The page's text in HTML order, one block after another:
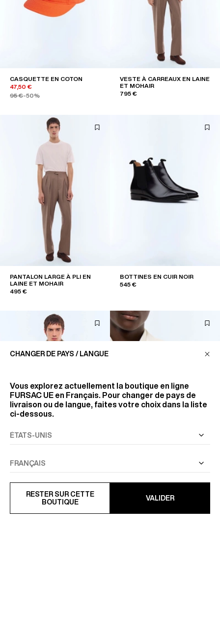
CASQUETTE EN COTON
47,50 €
95 €-50%
VESTE À CARREAUX EN LAINE
ET MOHAIR
795 €
PANTALON LARGE À PLI EN
LAINE ET MOHAIR
495 €
BOTTINES EN CUIR NOIR
545 €
PARKA EN TISSU TECHNIQUE
COSTUME AJUSTÉ EN
-37%
CHANGER DE PAYS / LANGUE
Vous explorez actuellement la boutique en ligne
FURSAC UE en Français. Pour changer de pays de
livraison ou de langue, faites votre choix dans la liste
ci-dessous.
RESTER SUR CETTE
BOUTIQUE
VALIDER